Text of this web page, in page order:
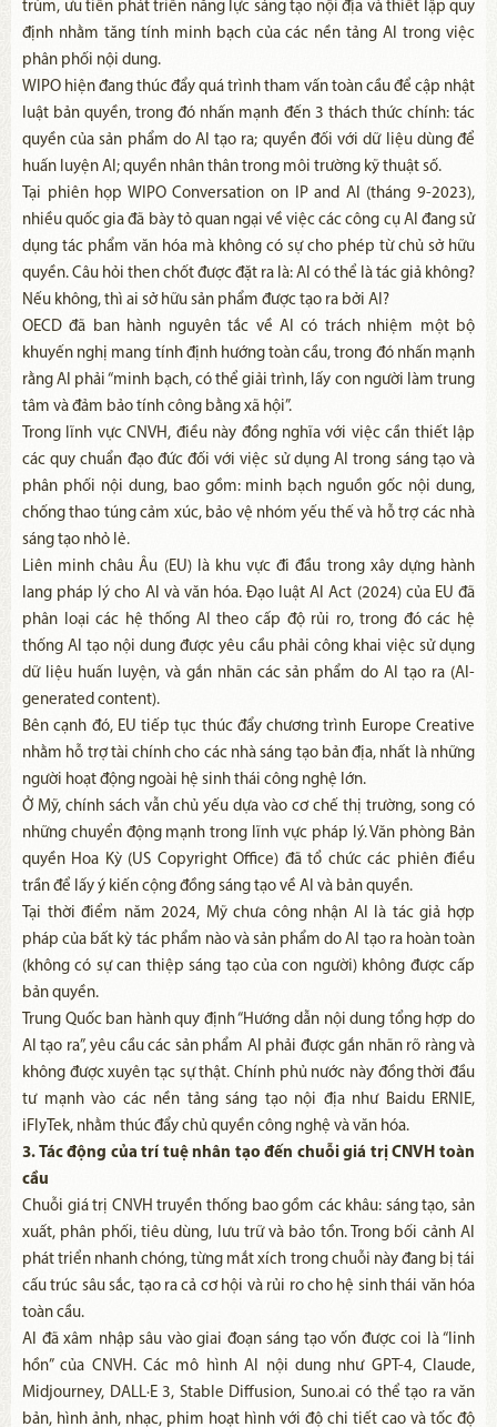
trùm, ưu tiên phát triển năng lực sáng tạo nội địa và thiết lập quy
định nhằm tăng tính minh bạch của các nền tảng AI trong việc
phân phối nội dung.
WIPO hiện đang thúc đẩy quá trình tham vấn toàn cầu để cập nhật
luật bản quyền, trong đó nhấn mạnh đến 3 thách thức chính: tác
quyền của sản phẩm do AI tạo ra; quyền đối với dữ liệu dùng để
huấn luyện AI; quyền nhân thân trong môi trường kỹ thuật số.
Tại phiên họp WIPO Conversation on IP and AI (tháng 9-2023),
nhiều quốc gia đã bày tỏ quan ngại về việc các công cụ AI đang sử
dụng tác phẩm văn hóa mà không có sự cho phép từ chủ sở hữu
quyền. Câu hỏi then chốt được đặt ra là: AI có thể là tác giả không?
Nếu không, thì ai sở hữu sản phẩm được tạo ra bởi AI?
OECD đã ban hành nguyên tắc về AI có trách nhiệm một bộ
khuyến nghị mang tính định hướng toàn cầu, trong đó nhấn mạnh
rằng AI phải “minh bạch, có thể giải trình, lấy con người làm trung
tâm và đảm bảo tính công bằng xã hội”.
Trong lĩnh vực CNVH, điều này đồng nghĩa với việc cần thiết lập
các quy chuẩn đạo đức đối với việc sử dụng AI trong sáng tạo và
phân phối nội dung, bao gồm: minh bạch nguồn gốc nội dung,
chống thao túng cảm xúc, bảo vệ nhóm yếu thế và hỗ trợ các nhà
sáng tạo nhỏ lẻ.
Liên minh châu Âu (EU) là khu vực đi đầu trong xây dựng hành
lang pháp lý cho AI và văn hóa. Đạo luật AI Act (2024) của EU đã
phân loại các hệ thống AI theo cấp độ rủi ro, trong đó các hệ
thống AI tạo nội dung được yêu cầu phải công khai việc sử dụng
dữ liệu huấn luyện, và gắn nhãn các sản phẩm do AI tạo ra (AI-
generated content).
Bên cạnh đó, EU tiếp tục thúc đẩy chương trình Europe Creative
nhằm hỗ trợ tài chính cho các nhà sáng tạo bản địa, nhất là những
người hoạt động ngoài hệ sinh thái công nghệ lớn.
Ở Mỹ, chính sách vẫn chủ yếu dựa vào cơ chế thị trường, song có
những chuyển động mạnh trong lĩnh vực pháp lý. Văn phòng Bản
quyền Hoa Kỳ (US Copyright Office) đã tổ chức các phiên điều
trần để lấy ý kiến cộng đồng sáng tạo về AI và bản quyền.
Tại thời điểm năm 2024, Mỹ chưa công nhận AI là tác giả hợp
pháp của bất kỳ tác phẩm nào và sản phẩm do AI tạo ra hoàn toàn
(không có sự can thiệp sáng tạo của con người) không được cấp
bản quyền.
Trung Quốc ban hành quy định “Hướng dẫn nội dung tổng hợp do
AI tạo ra”, yêu cầu các sản phẩm AI phải được gắn nhãn rõ ràng và
không được xuyên tạc sự thật. Chính phủ nước này đồng thời đầu
tư mạnh vào các nền tảng sáng tạo nội địa như Baidu ERNIE,
iFlyTek, nhằm thúc đẩy chủ quyền công nghệ và văn hóa.
3. Tác động của trí tuệ nhân tạo đến chuỗi giá trị CNVH toàn
cầu
Chuỗi giá trị CNVH truyền thống bao gồm các khâu: sáng tạo, sản
xuất, phân phối, tiêu dùng, lưu trữ và bảo tồn. Trong bối cảnh AI
phát triển nhanh chóng, từng mắt xích trong chuỗi này đang bị tái
cấu trúc sâu sắc, tạo ra cả cơ hội và rủi ro cho hệ sinh thái văn hóa
toàn cầu.
AI đã xâm nhập sâu vào giai đoạn sáng tạo vốn được coi là “linh
hồn” của CNVH. Các mô hình AI nội dung như GPT-4, Claude,
Midjourney, DALL·E 3, Stable Diffusion, Suno.ai có thể tạo ra văn
bản, hình ảnh, nhạc, phim hoạt hình với độ chi tiết cao và tốc độ